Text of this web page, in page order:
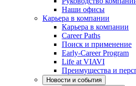
Наши офисы
Карьера в компании
Карьера в компании
Career Paths
Поиск и применение
Early-Career Program
Life at VIAVI
Преимущества и
Новости и события